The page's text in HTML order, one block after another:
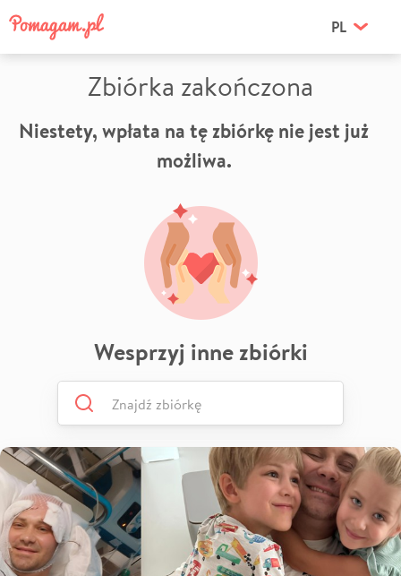
PL
Zbiórka zakończona
Niestety, wpłata na tę zbiórkę nie jest już
możliwa.
Wesprzyj inne zbiórki